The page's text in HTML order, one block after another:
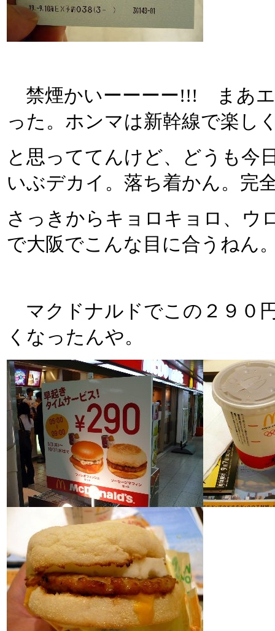
禁煙かいーーーー!!! まあエ
った。ホンマは新幹線で楽し
と思っててんけど、どうも今
いぶデカイ。落ち着かん。完
さっきからキョロキョロ、ウ
で大阪でこんな目に合うねん
マクドナルドでこの２９０
くなったんや。